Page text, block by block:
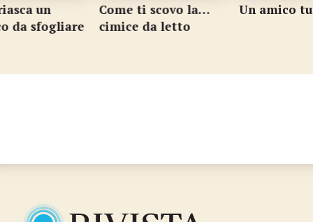
un
da sfogliare
Come ti scovo la…
cimice da letto
Un amico
…